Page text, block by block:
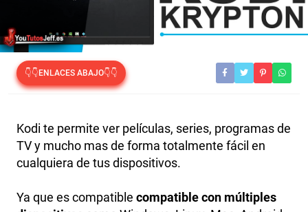
👇👇ENLACES ABAJO👇👇
Kodi te permite ver películas, series, programas de
TV y mucho mas de forma totalmente fácil en
cualquiera de tus dispositivos.
Ya que es compatible compatible con múltiples